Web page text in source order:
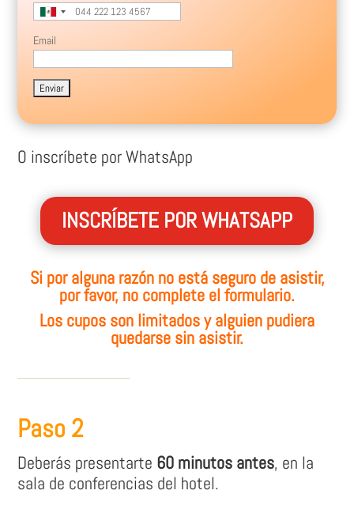
Email
O inscríbete por WhatsApp
INSCRÍBETE POR WHATSAPP
Si por alguna razón no está seguro de asistir,
por favor, no complete el formulario.
Los cupos son limitados y alguien pudiera
quedarse sin asistir.
Paso 2
Deberás presentarte 60 minutos antes, en la
sala de conferencias del hotel.